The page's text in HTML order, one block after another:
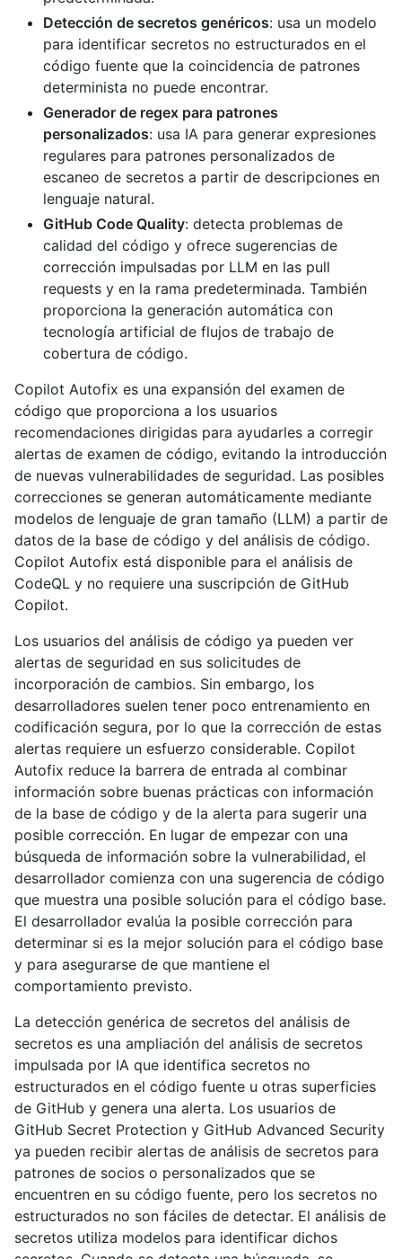
Detección de secretos genéricos: usa un modelo
para identificar secretos no estructurados en el
código fuente que la coincidencia de patrones
determinista no puede encontrar.
Generador de regex para patrones
personalizados: usa IA para generar expresiones
regulares para patrones personalizados de
escaneo de secretos a partir de descripciones en
lenguaje natural.
GitHub Code Quality: detecta problemas de
calidad del código y ofrece sugerencias de
corrección impulsadas por LLM en las pull
requests y en la rama predeterminada. También
proporciona la generación automática con
tecnología artificial de flujos de trabajo de
cobertura de código.
Copilot Autofix es una expansión del examen de
código que proporciona a los usuarios
recomendaciones dirigidas para ayudarles a corregir
alertas de examen de código, evitando la introducción
de nuevas vulnerabilidades de seguridad. Las posibles
correcciones se generan automáticamente mediante
modelos de lenguaje de gran tamaño (LLM) a partir de
datos de la base de código y del análisis de código.
Copilot Autofix está disponible para el análisis de
CodeQL y no requiere una suscripción de GitHub
Copilot.
Los usuarios del análisis de código ya pueden ver
alertas de seguridad en sus solicitudes de
incorporación de cambios. Sin embargo, los
desarrolladores suelen tener poco entrenamiento en
codificación segura, por lo que la corrección de estas
alertas requiere un esfuerzo considerable. Copilot
Autofix reduce la barrera de entrada al combinar
información sobre buenas prácticas con información
de la base de código y de la alerta para sugerir una
posible corrección. En lugar de empezar con una
búsqueda de información sobre la vulnerabilidad, el
desarrollador comienza con una sugerencia de código
que muestra una posible solución para el código base.
El desarrollador evalúa la posible corrección para
determinar si es la mejor solución para el código base
y para asegurarse de que mantiene el
comportamiento previsto.
La detección genérica de secretos del análisis de
secretos es una ampliación del análisis de secretos
impulsada por IA que identifica secretos no
estructurados en el código fuente u otras superficies
de GitHub y genera una alerta. Los usuarios de
GitHub Secret Protection y GitHub Advanced Security
ya pueden recibir alertas de análisis de secretos para
patrones de socios o personalizados que se
encuentren en su código fuente, pero los secretos no
estructurados no son fáciles de detectar. El análisis de
secretos utiliza modelos para identificar dichos